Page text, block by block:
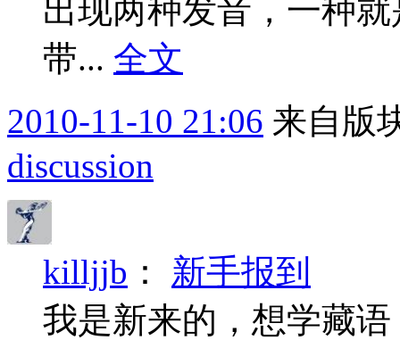
出现两种发音，一种
带... 全文
2010-11-10 21:06 来自版
discussion
killjjb ： 新手报到
我是新来的，想学藏